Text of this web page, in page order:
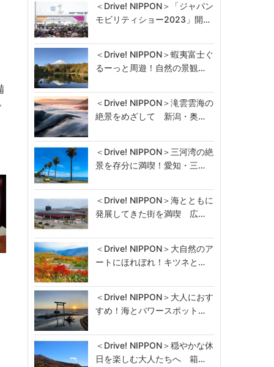
＜Drive! NIPPON＞「ジャパン
モビリティショー2023」開…
＜Drive! NIPPON＞蝦夷富士ぐ
るーっと周遊！自然の景観…
＜Drive! NIPPON＞滝雲雲海の
絶景をめざして 新潟・奥…
＜Drive! NIPPON＞三河湾の絶
景を存分に満喫！愛知・三…
＜Drive! NIPPON＞海とともに
発展してきた街を満喫 広…
＜Drive! NIPPON＞大自然のア
ートにほれぼれ！キツネと…
＜Drive! NIPPON＞大人におす
すめ！海とパワースポット…
＜Drive! NIPPON＞穏やかな休
日を楽しむ大人たちへ 箱…